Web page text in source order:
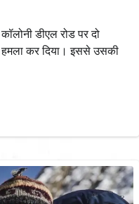
डीएल रोड पर दो
हमला कर दिया। इससे उसकी